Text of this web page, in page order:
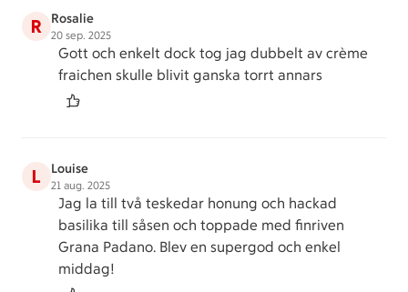
R Rosalie
20 sep. 2025
Gott och enkelt dock tog jag dubbelt av crème
fraichen skulle blivit ganska torrt annars
L Louise
21 aug. 2025
Jag la till två teskedar honung och hackad
basilika till såsen och toppade med finriven
Grana Padano. Blev en supergod och enkel
middag!